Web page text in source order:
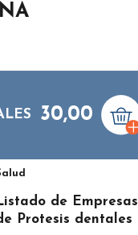
30,00
de Empresas
Protesis dentales